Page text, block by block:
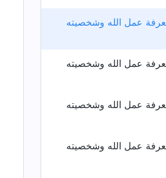
عمل الله وشخصيته
عمل الله وشخصيته
عمل الله وشخصيته
عمل الله وشخصيته